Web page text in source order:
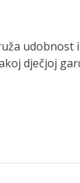
udobnost
dječjoj